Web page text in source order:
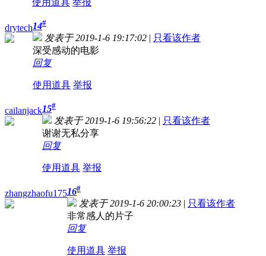
drytech14#
发表于 2019-1-6 19:17:02 | 只看该作者
深受感动的电影
回复
使用道具 举报
cailanjack15#
发表于 2019-1-6 19:56:22 | 只看该作者
谢谢无私分享
回复
使用道具 举报
zhangzhaofu17516#
发表于 2019-1-6 20:00:23 | 只看该作者
非常感人的片子
回复
使用道具 举报